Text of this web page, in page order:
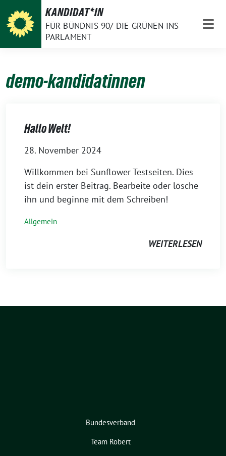
zum
Inhalt
KANDIDAT*IN
FÜR BÜNDNIS 90/ DIE GRÜNEN INS
PARLAMENT
demo-kandidatinnen
Hallo Welt!
28. November 2024
Willkommen bei Sunflower Testseiten. Dies
ist dein erster Beitrag. Bearbeite oder lösche
ihn und beginne mit dem Schreiben!
Allgemein
WEITERLESEN
Bundesverband
Team Robert